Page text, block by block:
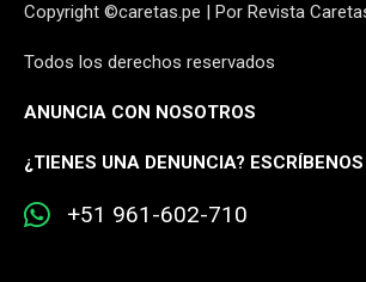
Copyright ©caretas.pe | Por Revista
Todos los derechos reservados
ANUNCIA CON NOSOTROS
¿TIENES UNA DENUNCIA? ESCRÍBENOS
+51 961-602-710